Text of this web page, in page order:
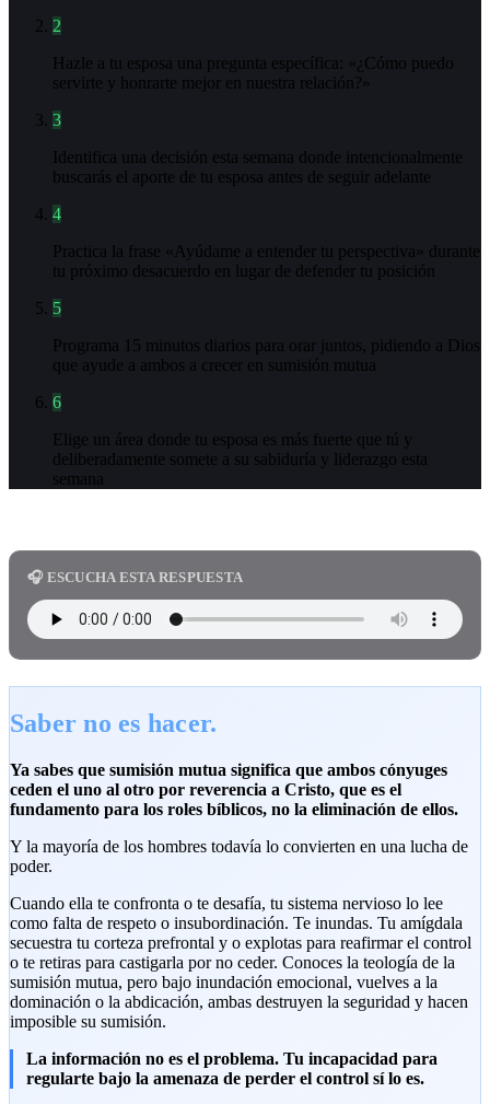
2
Hazle a tu esposa una pregunta específica: «¿Cómo puedo
servirte y honrarte mejor en nuestra relación?»
3
Identifica una decisión esta semana donde intencionalmente
buscarás el aporte de tu esposa antes de seguir adelante
4
Practica la frase «Ayúdame a entender tu perspectiva» durante
tu próximo desacuerdo en lugar de defender tu posición
5
Programa 15 minutos diarios para orar juntos, pidiendo a Dios
que ayude a ambos a crecer en sumisión mutua
6
Elige un área donde tu esposa es más fuerte que tú y
deliberadamente somete a su sabiduría y liderazgo esta
semana
🎧 ESCUCHA ESTA RESPUESTA
Saber no es hacer.
Ya sabes que sumisión mutua significa que ambos cónyuges
ceden el uno al otro por reverencia a Cristo, que es el
fundamento para los roles bíblicos, no la eliminación de ellos.
Y la mayoría de los hombres todavía lo convierten en una lucha de
poder.
Cuando ella te confronta o te desafía, tu sistema nervioso lo lee
como falta de respeto o insubordinación. Te inundas. Tu amígdala
secuestra tu corteza prefrontal y o explotas para reafirmar el control
o te retiras para castigarla por no ceder. Conoces la teología de la
sumisión mutua, pero bajo inundación emocional, vuelves a la
dominación o la abdicación, ambas destruyen la seguridad y hacen
imposible su sumisión.
La información no es el problema. Tu incapacidad para
regularte bajo la amenaza de perder el control sí lo es.